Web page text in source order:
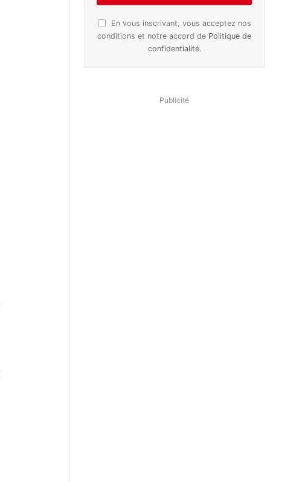
En vous inscrivant, vous acceptez nos
conditions et notre accord de Politique de
confidentialité.
Publicité